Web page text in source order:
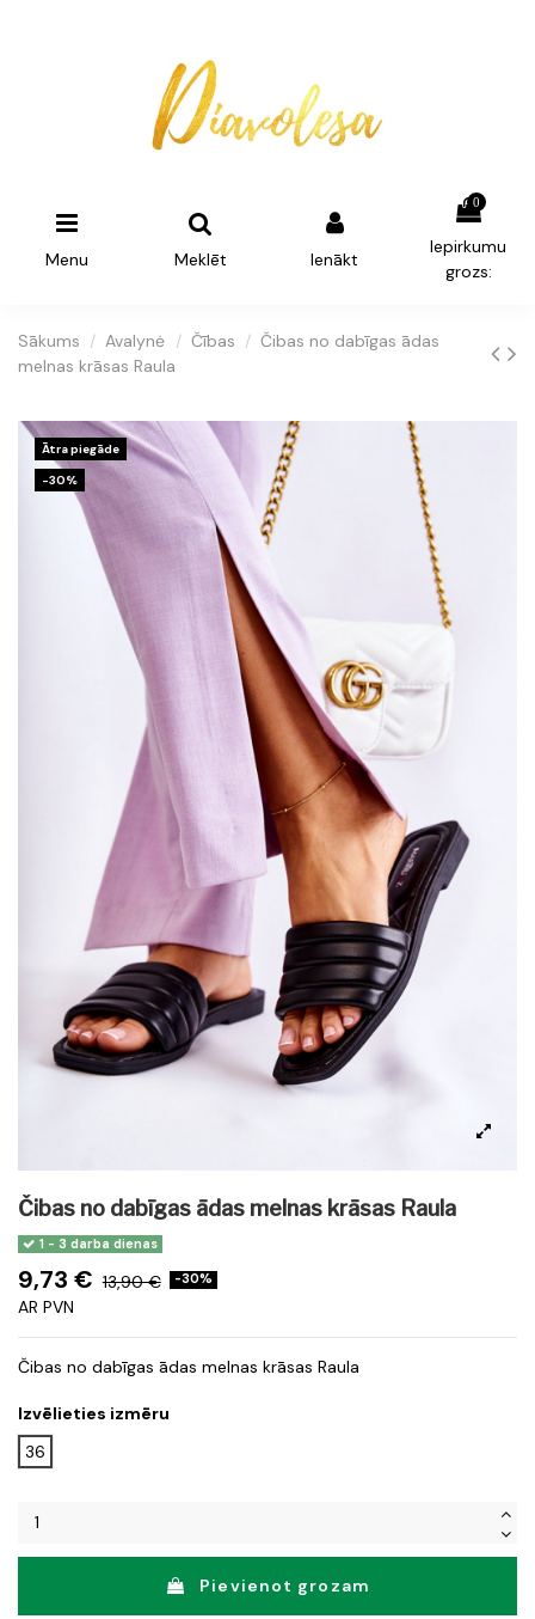
Menu Meklēt Ienākt
0
Iepirkumu
grozs:
Sākums Avalynė Čības
Čibas no dabīgas ādas
melnas krāsas Raula
Ātra piegāde
-30%
Čibas no dabīgas ādas melnas krāsas Raula
1 - 3 darba dienas
9,73 € 13,90 € -30%
AR PVN
Čibas no dabīgas ādas melnas krāsas Raula
Izvēlieties izmēru
36
Pievienot grozam